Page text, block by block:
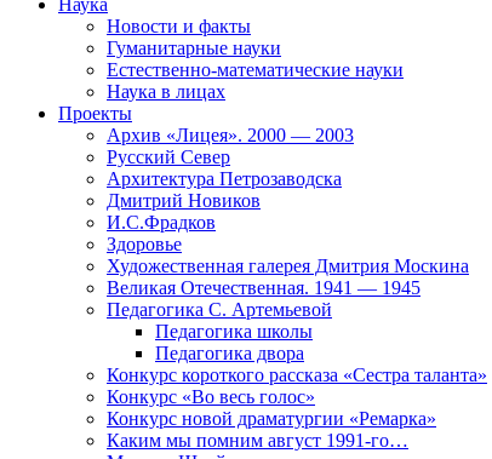
Новости и факты
Гуманитарные науки
Естественно-математические науки
Наука в лицах
Проекты
Архив «Лицея». 2000 — 2003
Русский Север
Архитектура Петрозаводска
Дмитрий Новиков
И.С.Фрадков
Здоровье
Художественная галерея Дмитрия Москина
Великая Отечественная. 1941 — 1945
Педагогика С. Артемьевой
Педагогика школы
Педагогика двора
Конкурс короткого рассказа «Сестра таланта»
Конкурс «Во весь голос»
Конкурс новой драматургии «Ремарка»
Каким мы помним август 1991-го…